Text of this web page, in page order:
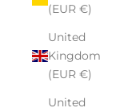
(EUR €)
United
Kingdom
(EUR €)
United